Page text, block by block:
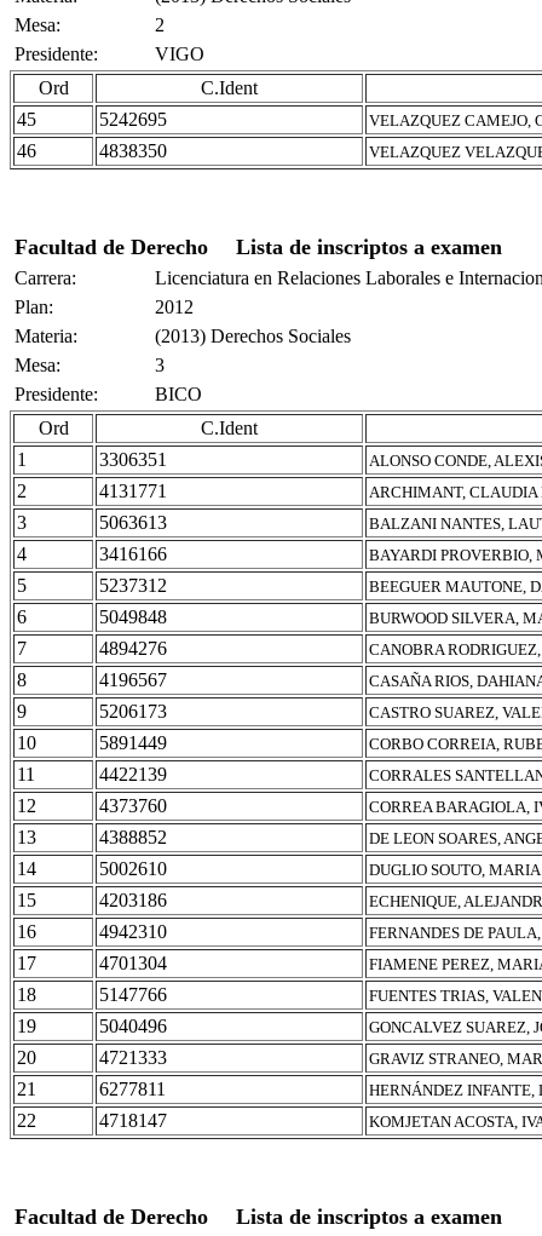
Mesa:
2
Presidente:
VIGO
Ord
C.Ident
45
5242695 VELAZQUEZ CAMEJO,
46 4838350 VELAZQUEZ
Facultad de Derecho Lista de inscriptos a examen
Carrera:
Licenciatura en Relaciones Laborales e
Plan:
2012
Materia:
(2013) Derechos Sociales
Mesa:
3
Presidente:
BICO
Ord
C.Ident
1
3306351 ALONSO CONDE,
2 4131771 ARCHIMANT,
3 5063613 BALZANI NANTES,
4 3416166 BAYARDI PROVERBIO,
5 5237312 BEEGUER MAUTONE,
6 5049848 BURWOOD SILVERA,
7 4894276 CANOBRA
8 4196567 CASAÑA RIOS,
9 5206173 CASTRO SUAREZ,
10 5891449 CORBO CORREIA,
11 4422139 CORRALES
12 4373760 CORREA BARAGIOLA,
13 4388852 DE LEON SOARES,
14 5002610 DUGLIO SOUTO,
15 4203186 ECHENIQUE,
16 4942310 FERNANDES DE
17 4701304 FIAMENE PEREZ,
18 5147766 FUENTES TRIAS,
19 5040496 GONCALVEZ SUAREZ,
20 4721333 GRAVIZ STRANEO,
21 6277811 HERNÁNDEZ INFANTE,
22 4718147 KOMJETAN ACOSTA,
Facultad de Derecho Lista de inscriptos a examen